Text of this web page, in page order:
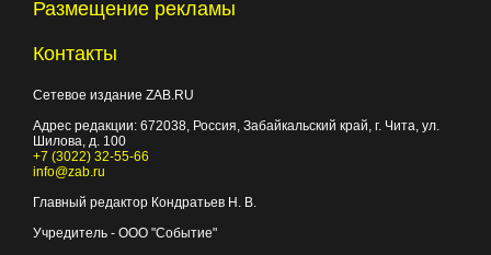
Размещение рекламы
Контакты
Сетевое издание ZAB.RU
Адрес редакции: 672038, Россия, Забайкальский край, г. Чита, ул.
Шилова, д. 100
+7 (3022) 32-55-66
info@zab.ru
Главный редактор Кондратьев Н. В.
Учредитель - ООО "Событие"